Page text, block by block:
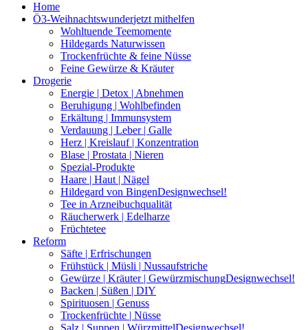
Home
Ö3-Weihnachtswunderjetzt mithelfen
Wohltuende Teemomente
Hildegards Naturwissen
Trockenfrüchte & feine Nüsse
Feine Gewürze & Kräuter
Drogerie
Energie | Detox | Abnehmen
Beruhigung | Wohlbefinden
Erkältung | Immunsystem
Verdauung | Leber | Galle
Herz | Kreislauf | Konzentration
Blase | Prostata | Nieren
Spezial-Produkte
Haare | Haut | Nägel
Hildegard von BingenDesignwechsel!
Tee in Arzneibuchqualität
Räucherwerk | Edelharze
Früchtetee
Reform
Säfte | Erfrischungen
Frühstück | Müsli | Nussaufstriche
Gewürze | Kräuter | GewürzmischungDesignwechsel!
Backen | Süßen | DIY
Spirituosen | Genuss
Trockenfrüchte | Nüsse
Salz | Suppen | WürzmittelDesignwechsel!